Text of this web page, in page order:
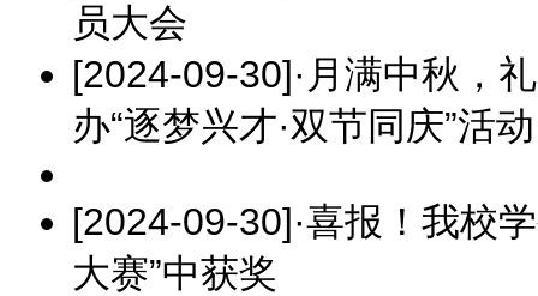
员大会
[2024-09-30]· 月满中秋，
办“逐梦兴才·双节同庆”活动
[2024-09-30]·喜报！我校
大赛”中获奖